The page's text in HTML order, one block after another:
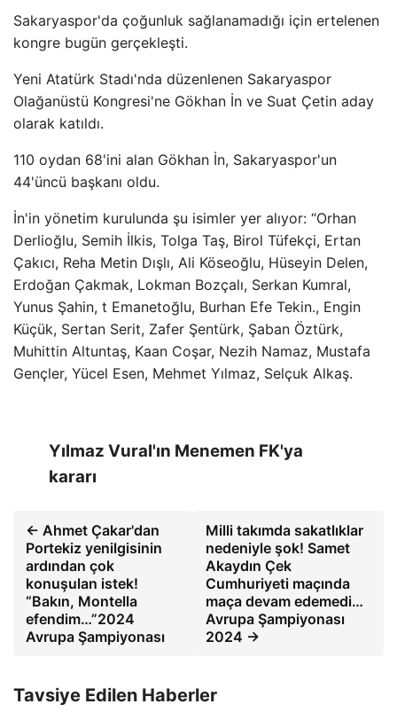
Sakaryaspor'da çoğunluk sağlanamadığı için ertelenen
kongre bugün gerçekleşti.
Yeni Atatürk Stadı'nda düzenlenen Sakaryaspor
Olağanüstü Kongresi'ne Gökhan İn ve Suat Çetin aday
olarak katıldı.
110 oydan 68'ini alan Gökhan İn, Sakaryaspor'un
44'üncü başkanı oldu.
İn'in yönetim kurulunda şu isimler yer alıyor: “Orhan
Derlioğlu, Semih İlkis, Tolga Taş, Birol Tüfekçi, Ertan
Çakıcı, Reha Metin Dışlı, Ali Köseoğlu, Hüseyin Delen,
Erdoğan Çakmak, Lokman Bozçalı, Serkan Kumral,
Yunus Şahin, t Emanetoğlu, Burhan Efe Tekin., Engin
Küçük, Sertan Serit, Zafer Şentürk, Şaban Öztürk,
Muhittin Altuntaş, Kaan Coşar, Nezih Namaz, Mustafa
Gençler, Yücel Esen, Mehmet Yılmaz, Selçuk Alkaş.
Yılmaz Vural'ın Menemen FK'ya
kararı
← Ahmet Çakar'dan
Portekiz yenilgisinin
ardından çok
konuşulan istek!
“Bakın, Montella
efendim…”2024
Avrupa Şampiyonası
Milli takımda sakatlıklar
nedeniyle şok! Samet
Akaydın Çek
Cumhuriyeti maçında
maça devam edemedi…
Avrupa Şampiyonası
2024 →
Tavsiye Edilen Haberler